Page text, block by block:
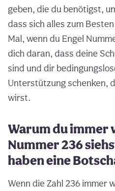
geben, die du benötigst,
dass sich alles zum
Mal, wenn du Engel
dich daran, dass deine
sind und dir
Unterstützung schenken,
wirst.
Warum du immer
Nummer 236
haben eine
Wenn die Zahl 236 immer